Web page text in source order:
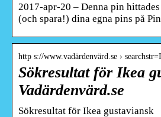
2017-apr-20 – Denna pin
(och spara!) dina egna pins på
http s://www.vadärdenvärd.se ›
Sökresultat för Ikea
Vadärdenvärd.se
Sökresultat för Ikea gustaviansk